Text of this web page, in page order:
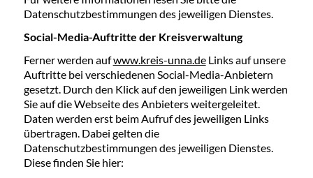
Datenschutzbestimmungen des jeweiligen Dienstes.
Social-Media-Auftritte der Kreisverwaltung
Ferner werden aufwww.kreis-unna.deLinks auf unsere
Auftritte bei verschiedenen Social-Media-Anbietern
gesetzt. Durch den Klick auf den jeweiligen Link werden
Sie auf die Webseite des Anbieters weitergeleitet.
Daten werden erst beim Aufruf des jeweiligen Links
übertragen. Dabei gelten die
Datenschutzbestimmungen des jeweiligen Dienstes.
Diese finden Sie hier: